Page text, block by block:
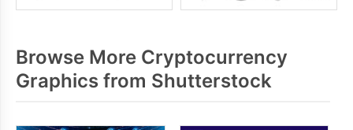
Browse More Cryptocurrency
Graphics from Shutterstock